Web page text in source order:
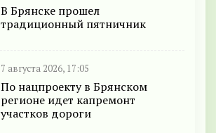
В Брянске прошел
традиционный пятничник
7 августа 2026, 17:05
По нацпроекту в Брянском
регионе идет капремонт
участков дороги